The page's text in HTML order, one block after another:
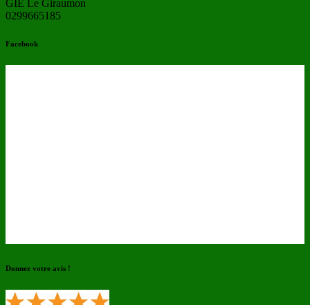
GIE Le Giraumon
0299665185
Facebook
Donnez votre avis !